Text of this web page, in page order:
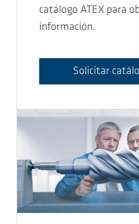
catálogo ATEX para
información.
Solicitar